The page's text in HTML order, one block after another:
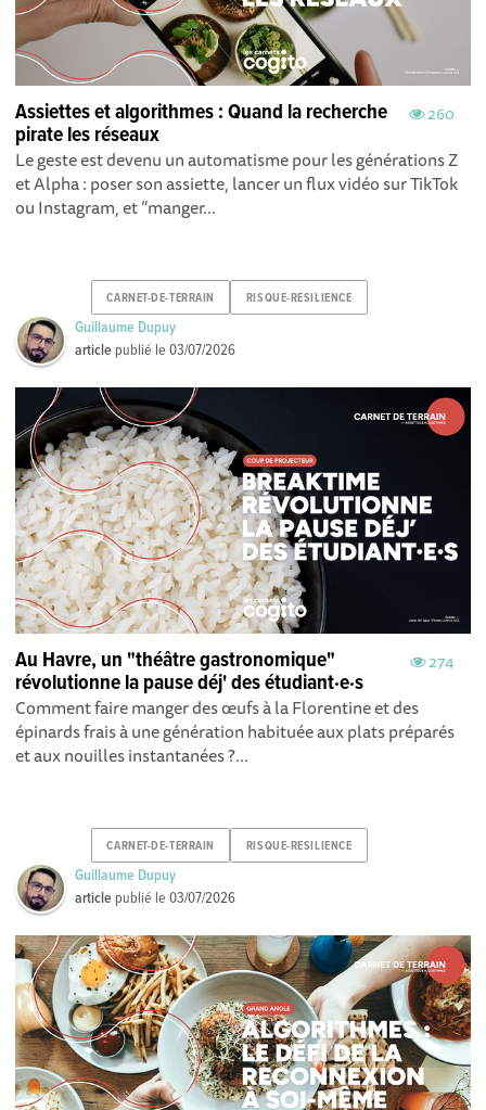
260
Assiettes et algorithmes : Quand la recherche
pirate les réseaux
Le geste est devenu un automatisme pour les générations Z
et Alpha : poser son assiette, lancer un flux vidéo sur TikTok
ou Instagram, et “manger...
CARNET-DE-TERRAIN RISQUE-RESILIENCE
Guillaume Dupuy
article publié le03/07/2026
274
Au Havre, un "théâtre gastronomique"
révolutionne la pause déj' des étudiant·e·s
Comment faire manger des œufs à la Florentine et des
épinards frais à une génération habituée aux plats préparés
et aux nouilles instantanées ?...
CARNET-DE-TERRAIN RISQUE-RESILIENCE
Guillaume Dupuy
article publié le03/07/2026